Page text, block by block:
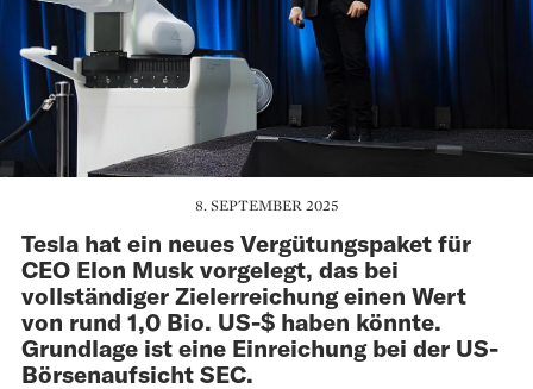
8. SEPTEMBER 2025
Tesla hat ein neues Vergütungspaket für
CEO Elon Musk vorgelegt, das bei
vollständiger Zielerreichung einen Wert
von rund 1,0 Bio. US-$ haben könnte.
Grundlage ist eine Einreichung bei der US-
Börsenaufsicht SEC.